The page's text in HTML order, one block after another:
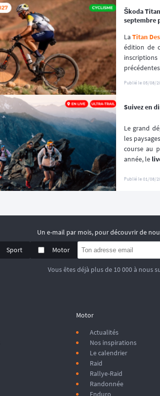
Škoda
septembre
La Titan
édition de
Publié le05/08/
Suivez en
Le grand
les
course au
année, le
Publié le01/08/
Un e-mail par mois, pour découvrir de
Sport
Motor
Vous êtes déjà plus de 10 000 à nous
Motor
Actualités
Nos inspirations
Le calendrier
Raid
Rallye-Raid
Randonnée
Enduro